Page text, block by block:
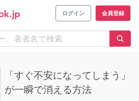
ログイン 会員登録
「すぐ不安になってしまう」
が一瞬で消える方法